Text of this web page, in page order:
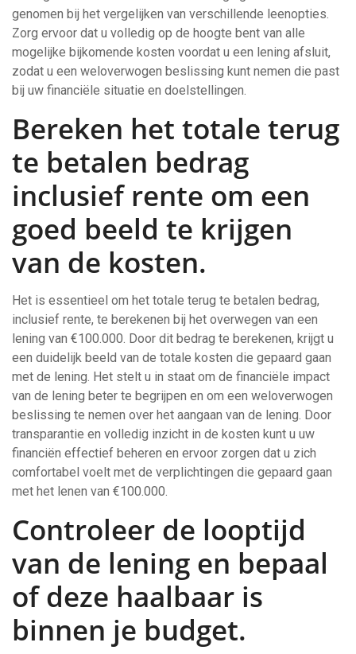
genomen bij het vergelijken van verschillende leenopties.
Zorg ervoor dat u volledig op de hoogte bent van alle
mogelijke bijkomende kosten voordat u een lening afsluit,
zodat u een weloverwogen beslissing kunt nemen die past
bij uw financiële situatie en doelstellingen.
Bereken het totale terug
te betalen bedrag
inclusief rente om een
goed beeld te krijgen
van de kosten.
Het is essentieel om het totale terug te betalen bedrag,
inclusief rente, te berekenen bij het overwegen van een
lening van €100.000. Door dit bedrag te berekenen, krijgt u
een duidelijk beeld van de totale kosten die gepaard gaan
met de lening. Het stelt u in staat om de financiële impact
van de lening beter te begrijpen en om een weloverwogen
beslissing te nemen over het aangaan van de lening. Door
transparantie en volledig inzicht in de kosten kunt u uw
financiën effectief beheren en ervoor zorgen dat u zich
comfortabel voelt met de verplichtingen die gepaard gaan
met het lenen van €100.000.
Controleer de looptijd
van de lening en bepaal
of deze haalbaar is
binnen je budget.